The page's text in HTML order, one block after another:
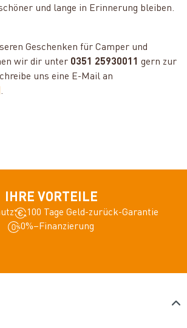
und lange in Erinnerung bleiben.
Geschenken für Camper und
wir dir unter 0351 25930011 gern zur
uns eine E-Mail an
.
IHRE VORTEILE
100 Tage Geld-zurück-Garantie
0%–Finanzierung